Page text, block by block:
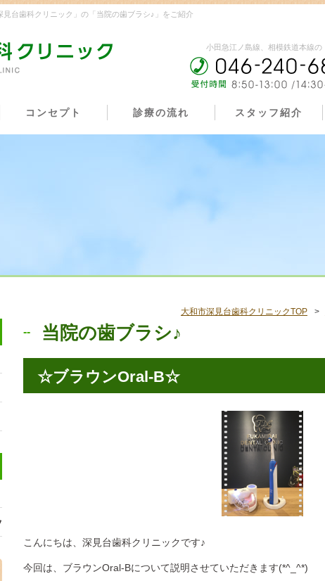
台歯科クリニック」の「当院の歯ブラシ♪」をご紹介
小田急江ノ島線、相模鉄道本線の
コンセプト 診療の流れ スタッフ紹介
大和市深見台歯科クリニックTOP
当院の歯ブラシ♪
☆ブラウンOral-B☆
こんにちは、深見台歯科クリニックです♪
今回は、ブラウンOral-Bについて説明させていただきます(*^_^*)